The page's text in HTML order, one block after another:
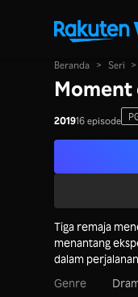
Beranda > Seri >
Moment
201916 episode
Tiga remaja
menantang
dalam
Genre